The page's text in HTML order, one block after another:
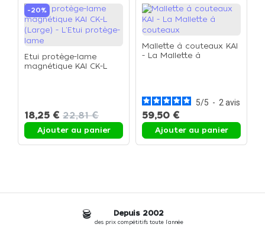
-20%
Etui protège-lame
magnétique KAI CK-L
18,25 € 22,81 €
Ajouter au panier
Mallette à couteaux KAI
- La Mallette à
5/5 - 2avis
59,50 €
Ajouter au panier
Depuis 2002
des prix compétitifs toute l'année